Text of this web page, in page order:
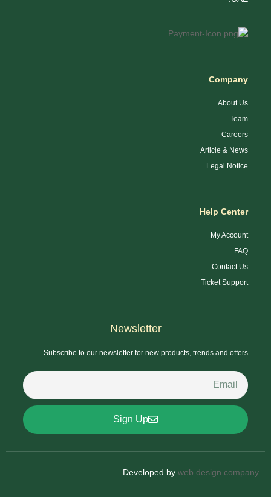
Company
About Us
Team
Careers
Article & News
Legal Notice
Help Center
My Account
FAQ
Contact Us
Ticket Support
Newsletter
Subscribe to our newsletter for new products, trends and offers.
Sign Up
Developed by web design company